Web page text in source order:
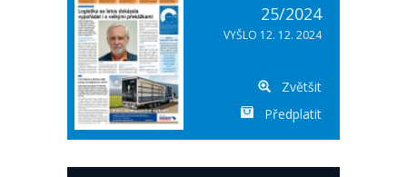
25/2024
VYŠLO 12. 12. 2024
Zvětšit
Předplatit